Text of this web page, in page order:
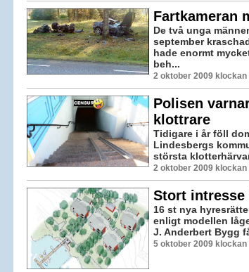
Fartkameran
De två unga
september
hade enormt
beh...
2 oktober 2009
Polisen
klottrare
Tidigare i år föll
Lindesbergs
största
2 oktober 2009
Stort intresse
16 st nya
enligt modellen
J. Anderbert Bygg
5 oktober 2009